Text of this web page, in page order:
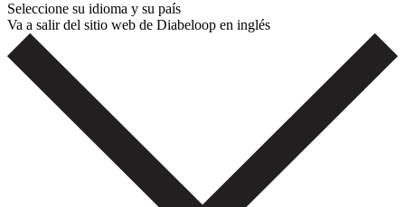
Seleccione su idioma y su país
Va a salir del sitio web de Diabeloop en inglés